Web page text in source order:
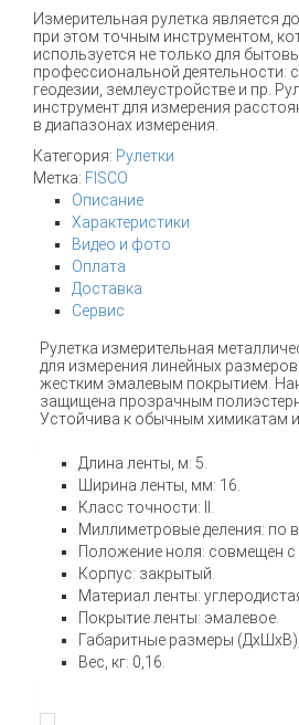
Измерительная рулетка является
при этом точным инструментом,
используется не только для
профессиональной деятельности:
геодезии, землеустройстве и пр.
инструмент для измерения
в диапазонах измерения.
Категория: Рулетки
Метка: FISCO
Описание
Характеристики
Видео и фото
Оплата
Доставка
Сервис
Рулетка измерительная
для измерения линейных
жестким эмалевым покрытием.
защищена прозрачным
Устойчива к обычным химикатам и
Длина ленты, м: 5.
Ширина ленты, мм: 16.
Класс точности: II.
Миллиметровые деления: по
Положение ноля: совмещен с
Корпус: закрытый.
Материал ленты:
Покрытие ленты: эмалевое.
Габаритные размеры
Вес, кг: 0,16.